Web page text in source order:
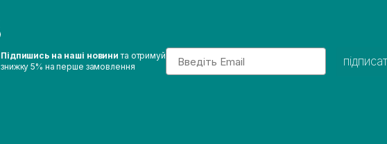
Підпишись на наші новини та отримуй
знижку 5% на перше замовлення
Email